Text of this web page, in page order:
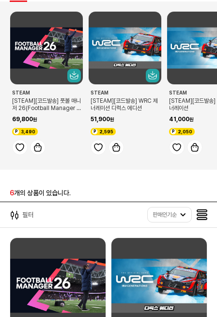
STEAM
[STEAM][코드발송] 풋볼 매니
저 26(Football Manager 2
69,800
3,490
STEAM
[STEAM][코드발송] WRC 제
너레이션 디럭스 에디션
51,900
2,595
STEAM
[STEAM][코드발송]
너레이션
41,000
2,050
6개의 상품이 있습니다.
필터 판매인기순